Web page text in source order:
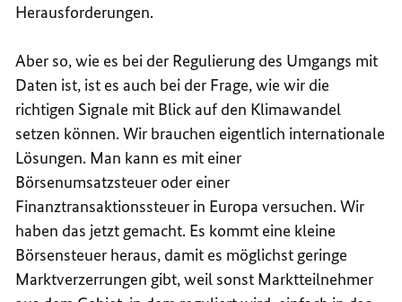
Herausforderungen.
Aber so, wie es bei der Regulierung des Umgangs mit
Daten ist, ist es auch bei der Frage, wie wir die
richtigen Signale mit Blick auf den Klimawandel
setzen können. Wir brauchen eigentlich internationale
Lösungen. Man kann es mit einer
Börsenumsatzsteuer oder einer
Finanztransaktionssteuer in Europa versuchen. Wir
haben das jetzt gemacht. Es kommt eine kleine
Börsensteuer heraus, damit es möglichst geringe
Marktverzerrungen gibt, weil sonst Marktteilnehmer